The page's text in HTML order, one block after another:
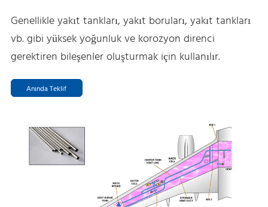
Genellikle yakıt tankları, yakıt boruları, yakıt tankları
vb. gibi yüksek yoğunluk ve korozyon direnci
gerektiren bileşenler oluşturmak için kullanılır.
Anında Teklif